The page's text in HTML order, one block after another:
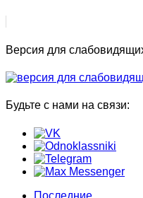
Версия для
Будьте с нами на связи:
Последние